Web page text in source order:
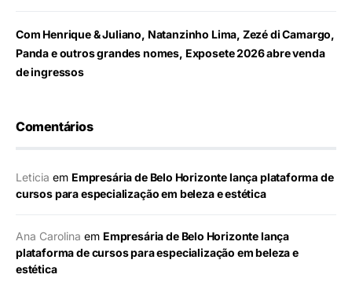
Com Henrique & Juliano, Natanzinho Lima, Zezé di Camargo,
Panda e outros grandes nomes, Exposete 2026 abre venda
de ingressos
Comentários
Leticia em Empresária de Belo Horizonte lança plataforma de
cursos para especialização em beleza e estética
Ana Carolina em Empresária de Belo Horizonte lança
plataforma de cursos para especialização em beleza e
estética